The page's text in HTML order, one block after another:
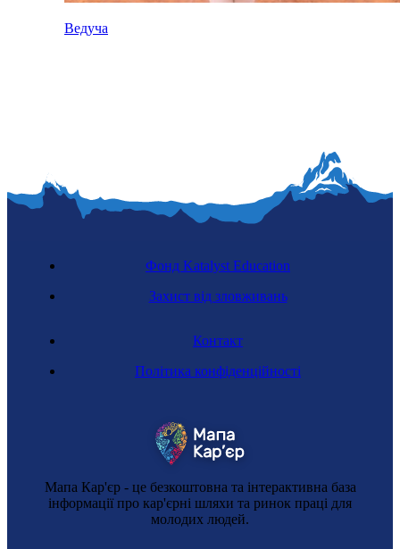
Ведуча
Мапа Кар'єр - це безкоштовна та інтерактивна база
інформації про кар'єрні шляхи та ринок праці для
молодих людей.
Контакт
Політика конфіденційності
Фонд Katalyst Education
Захист від зловживань